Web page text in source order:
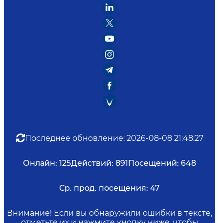
Последнее обновление: 2026-08-08 21:48:27
Онлайн: 125Действий: 891Посещений: 648
Ср. прод. посещения: 47
Внимание! Если вы обнаружили ошибки в тексте,